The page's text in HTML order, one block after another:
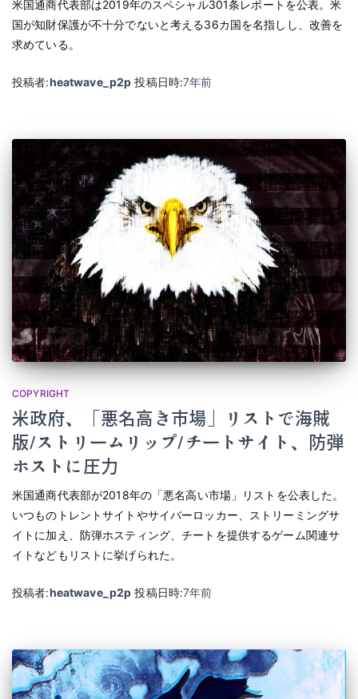
米国通商代表部は2019年のスペシャル301条レポートを公表。米
国が知財保護が不十分でないと考える36カ国を名指しし、改善を
求めている。
投稿者:heatwave_p2p 投稿日時:7年前
COPYRIGHT
米政府、「悪名高き市場」リストで海賊
版/ストリームリップ/チートサイト、防弾
ホストに圧力
米国通商代表部が2018年の「悪名高い市場」リストを公表した。
いつものトレントサイトやサイバーロッカー、ストリーミングサ
イトに加え、防弾ホスティング、チートを提供するゲーム関連サ
イトなどもリストに挙げられた。
投稿者:heatwave_p2p 投稿日時:7年前